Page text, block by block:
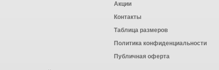
Акции
Контакты
Таблица размеров
Политика конфиденциальности
Публичная оферта